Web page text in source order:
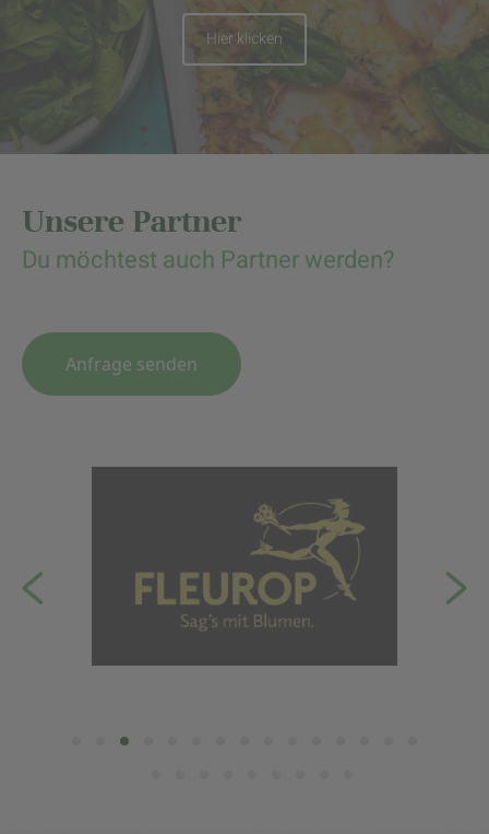
Hier klicken
Unsere Partner
Du möchtest auch Partner werden?
Anfrage senden